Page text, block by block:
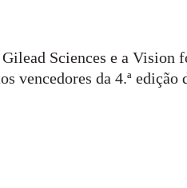
Sciences e a Vision
vencedores da 4.ª edição